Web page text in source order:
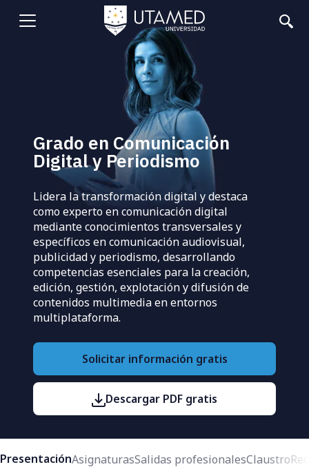
Abrir
Grado en Comunicación
Digital y Periodismo
Lidera la transformación digital y destaca
como experto en comunicación digital
mediante conocimientos transversales y
específicos en comunicación audiovisual,
publicidad y periodismo, desarrollando
competencias esenciales para la creación,
edición, gestión, explotación y difusión de
contenidos multimedia en entornos
multiplataforma.
Solicitar información gratis
Descargar PDF gratis
PresentaciónAsignaturasSalidas profesionalesClaustro